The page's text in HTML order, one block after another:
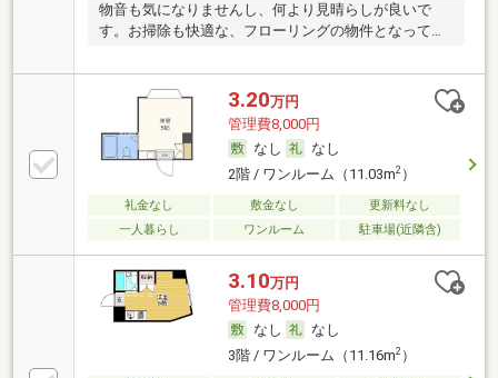
物音も気になりませんし、何より見晴らしが良いで
す。お掃除も快適な、フローリングの物件となってい
3.20万円
管理費8,000円
なし
なし
2階 / ワンルーム（11.03m2）
礼金なし 敷金なし
更新料なし
一人暮らし
ワンルーム 駐車場(近隣含)
3.10万円
管理費8,000円
なし
なし
3階 / ワンルーム（11.16m2）